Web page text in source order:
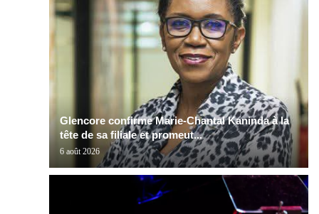
Glencore confirme Marie-Chantal Kaninda à la
tête de sa filiale et promeut...
6 août 2026